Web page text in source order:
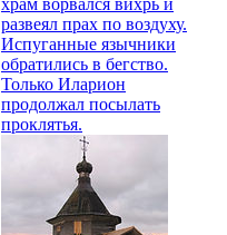
развеял прах по воздуху.
Испуганные язычники
обратились в бегство.
Только Иларион
продолжал посылать
проклятья.